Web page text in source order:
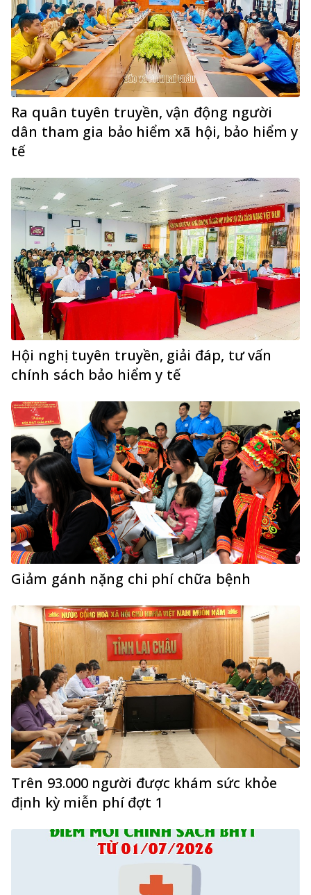
Ra quân tuyên truyền, vận động người
dân tham gia bảo hiểm xã hội, bảo hiểm y
tế
Hội nghị tuyên truyền, giải đáp, tư vấn
chính sách bảo hiểm y tế
Giảm gánh nặng chi phí chữa bệnh
Trên 93.000 người được khám sức khỏe
định kỳ miễn phí đợt 1